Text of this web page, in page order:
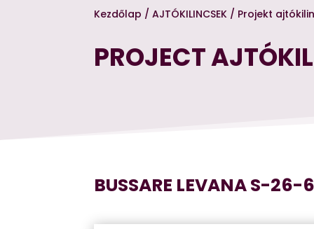
Kezdőlap /AJTÓKILINCSEK / Projekt
PROJECT
BUSSARE LEVANA S-26-